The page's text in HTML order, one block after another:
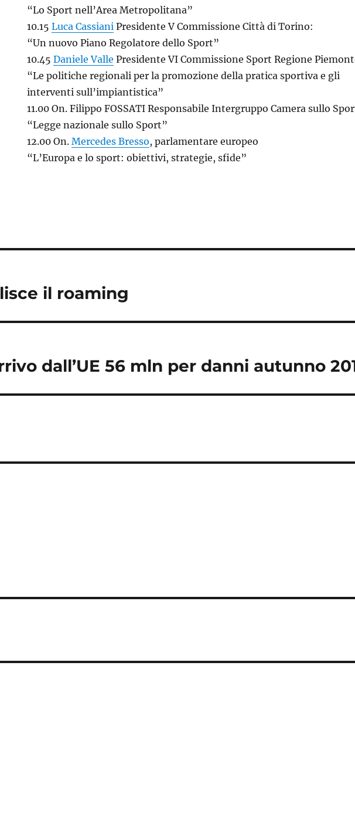
“Lo Sport nell’Area Metropolitana”
10.15Luca Cassiani Presidente V Commissione Città di Torino:
“Un nuovo Piano Regolatore dello Sport”
10.45Daniele Valle Presidente VI Commissione Sport Regione
“Le politiche regionali per la promozione della pratica sportiva e gli
interventi sull’impiantistica”
11.00 On. Filippo FOSSATI Responsabile Intergruppo Camera sullo
“Legge nazionale sullo Sport”
12.00 On.Mercedes Bresso, parlamentare europeo
“L’Europa e lo sport: obiettivi, strategie, sfide”
il roaming
dall’UE 56 mln per danni autunno